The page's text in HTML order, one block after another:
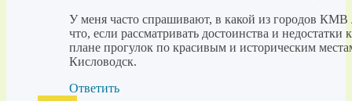
У меня часто спрашивают, в какой из городов
что, если рассматривать достоинства и
плане прогулок по красивым и историческим
Кисловодск.
Ответить